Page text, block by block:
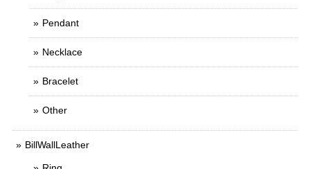
Pendant
Necklace
Bracelet
Other
BillWallLeather